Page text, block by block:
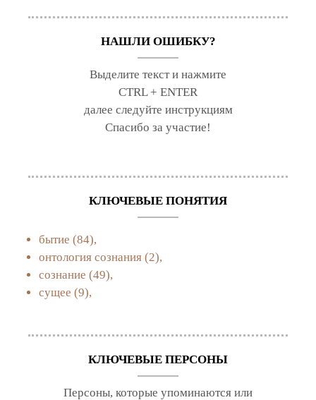
НАШЛИ ОШИБКУ?
Выделите текст и нажмите
CTRL + ENTER
далее следуйте инструкциям
Спасибо за участие!
КЛЮЧЕВЫЕ ПОНЯТИЯ
бытие (84),
онтология сознания (2),
сознание (49),
сущее (9),
КЛЮЧЕВЫЕ ПЕРСОНЫ
Персоны, которые упоминаются или